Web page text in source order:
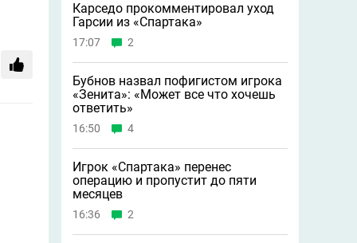
Карседо прокомментировал уход
Гарсии из «Спартака»
17:07 2
Бубнов назвал пофигистом игрока
«Зенита»: «Может всe что хочешь
ответить»
16:50 4
Игрок «Спартака» перенес
операцию и пропустит до пяти
месяцев
16:36 2